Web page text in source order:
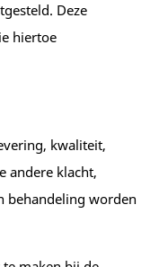
Deze
hiertoe
kwaliteit,
andere klacht,
behandeling worden